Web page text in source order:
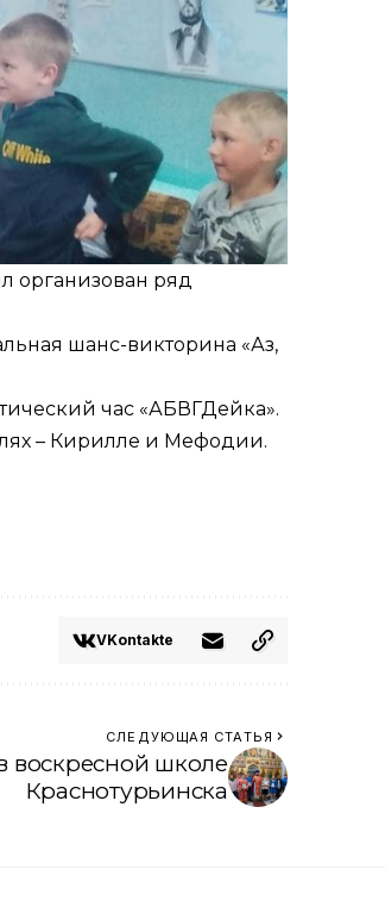
организован ряд
шанс-викторина «Аз,
час «АБВГДейка».
– Кирилле и Мефодии.
VKontakte
СЛЕДУЮЩАЯ СТАТЬЯ
воскресной школе
Краснотурьинска